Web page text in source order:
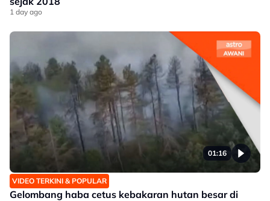
1 day ago
01:16
VIDEO TERKINI & POPULAR
Gelombang haba cetus kebakaran hutan besar di